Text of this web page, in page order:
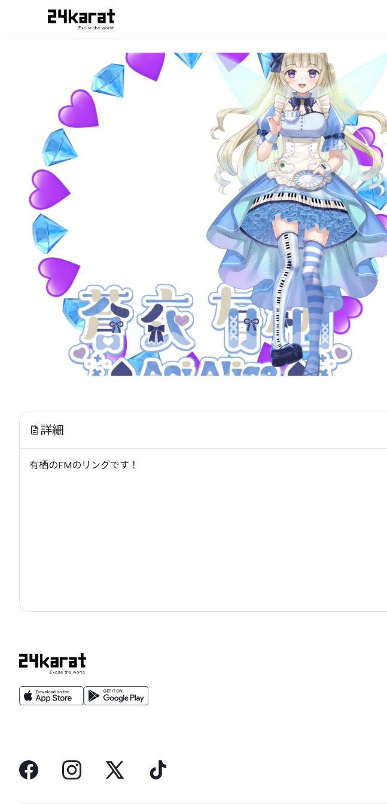
蒼衣有栖 蒼衣有栖_アイコンリング
詳細
有栖のFMのリングです！